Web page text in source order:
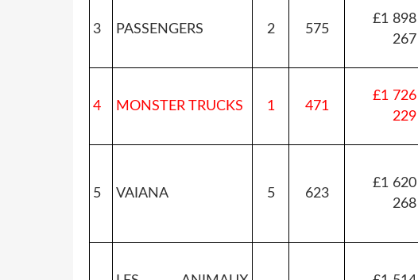
3 PASSENGERS 2 575
£1 898
267
4 MONSTER TRUCKS 1 471
£1 726
229
5 VAIANA 5 623
£1 620
268